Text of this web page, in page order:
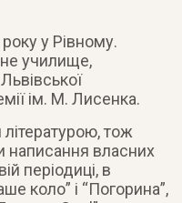
у Рівному.
училище,
ім. М. Лисенка.
літературою, тож
написання власних
періодиці, в
коло” і “Погорина”,